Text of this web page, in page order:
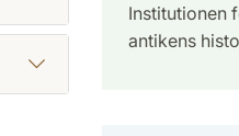
Institutionen
antikens